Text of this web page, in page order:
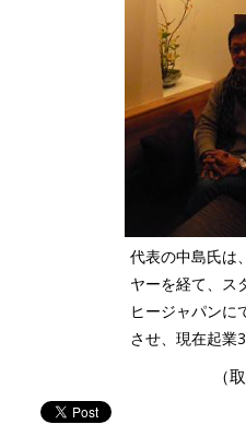
代表の中島氏は
ヤーを経て、ス
ヒージャパンに
させ、現在起業
（